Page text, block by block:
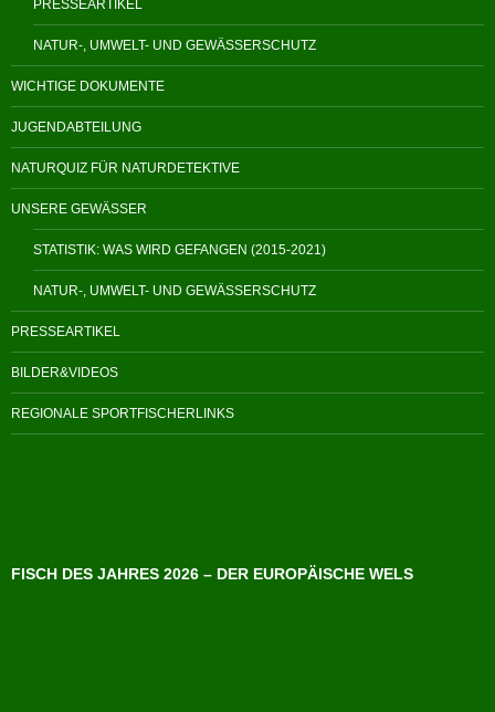
PRESSEARTIKEL
NATUR-, UMWELT- UND GEWÄSSERSCHUTZ
WICHTIGE DOKUMENTE
JUGENDABTEILUNG
NATURQUIZ FÜR NATURDETEKTIVE
UNSERE GEWÄSSER
STATISTIK: WAS WIRD GEFANGEN (2015-2021)
NATUR-, UMWELT- UND GEWÄSSERSCHUTZ
PRESSEARTIKEL
BILDER&VIDEOS
REGIONALE SPORTFISCHERLINKS
FISCH DES JAHRES 2026 – DER EUROPÄISCHE WELS